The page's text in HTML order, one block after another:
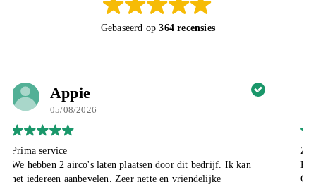
Gebaseerd op364 recensies
Tonnie Verweij
05/08/2026
Zeer tevreden met de service
Klantvriendelijk en duidelijk.
Goede service en afspraak is afspraak